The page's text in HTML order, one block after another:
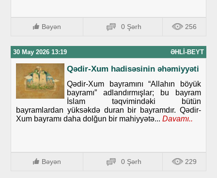
Bəyən 0 Şərh 256
30 May 2026 13:19 ƏHLI-BEYT
Qədir-Xum hadisəsinin əhəmiyyəti
Qədir-Xum bayramını “Allahın böyük
bayramı” adlandırmışlar; bu bayram
İslam təqvimindəki bütün
bayramlardan yüksəkdə duran bir bayramdır. Qədir-
Xum bayramı daha dolğun bir mahiyyətə... Davamı..
Bəyən 0 Şərh 229